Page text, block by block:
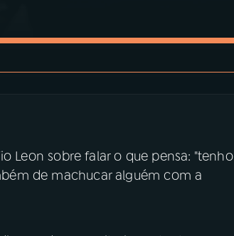
Leon sobre falar o que pensa: "tenho
de machucar alguém com a